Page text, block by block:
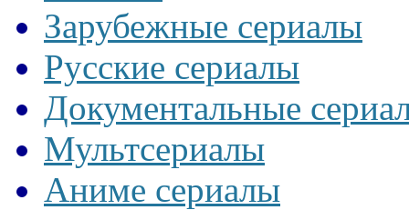
Зарубежные сериалы
Русские сериалы
Документальные
Мультсериалы
Аниме сериалы